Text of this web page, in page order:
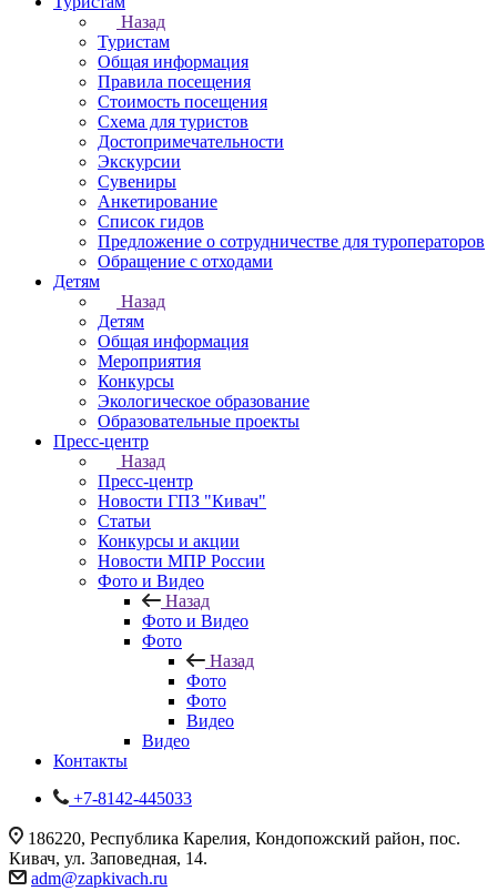
Назад
Туристам
Общая информация
Правила посещения
Стоимость посещения
Схема для туристов
Достопримечательности
Экскурсии
Сувениры
Анкетирование
Список гидов
Предложение о сотрудничестве для туроператоров
Обращение с отходами
Детям
Назад
Детям
Общая информация
Мероприятия
Конкурсы
Экологическое образование
Образовательные проекты
Пресс-центр
Назад
Пресс-центр
Новости ГПЗ "Кивач"
Статьи
Конкурсы и акции
Новости МПР России
Фото и Видео
Назад
Фото и Видео
Фото
Назад
Фото
Фото
Видео
Видео
Контакты
+7-8142-445033
186220, Республика Карелия, Кондопожский район, пос.
Кивач, ул. Заповедная, 14.
adm@zapkivach.ru